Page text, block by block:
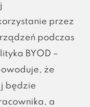
przez
podczas
BYOD –
że
będzie
a